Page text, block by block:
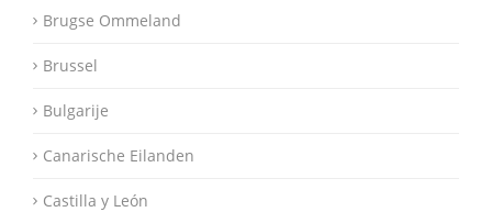
Brugse Ommeland
Brussel
Bulgarije
Canarische Eilanden
Castilla y León